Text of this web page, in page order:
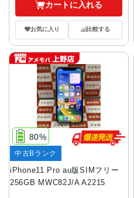
カートに入れる
お気に入り 比較する
iPhone11 Pro au版SIMフリー
256GB MWC82J/A A2215
80%
中古Bランク